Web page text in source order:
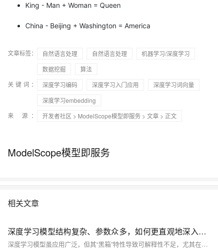
King - Man + Woman = Queen
China - Beijing + Washington = America
文章标签： 自然语言处理 自然语言处理
机器学习/深度学习
数据挖掘
算法
关键词：
深度学习编码 深度学习入门应用
深度学习词向量
深度学习embedding
来 源：
开发者社区 > ModelScope模型即服务 > 文章 > 正文
ModelScope模型即服务
相关文章
深度学习模型结构复杂、参数众多，如何更直观地深入理解你的模型？
深度学习模型虽应用广泛，但其“黑箱”特性导致可解释性不足，尤其在金融、医疗等敏感领域，模型决策逻辑的透明性至关重要。本文聚焦深度学习可解释性中的可视化分析，介绍模型结构、特征、参数及输入激活的可视化方法，帮助理解模型行为、提升透明度，并推动其在关键领域的安全应用。